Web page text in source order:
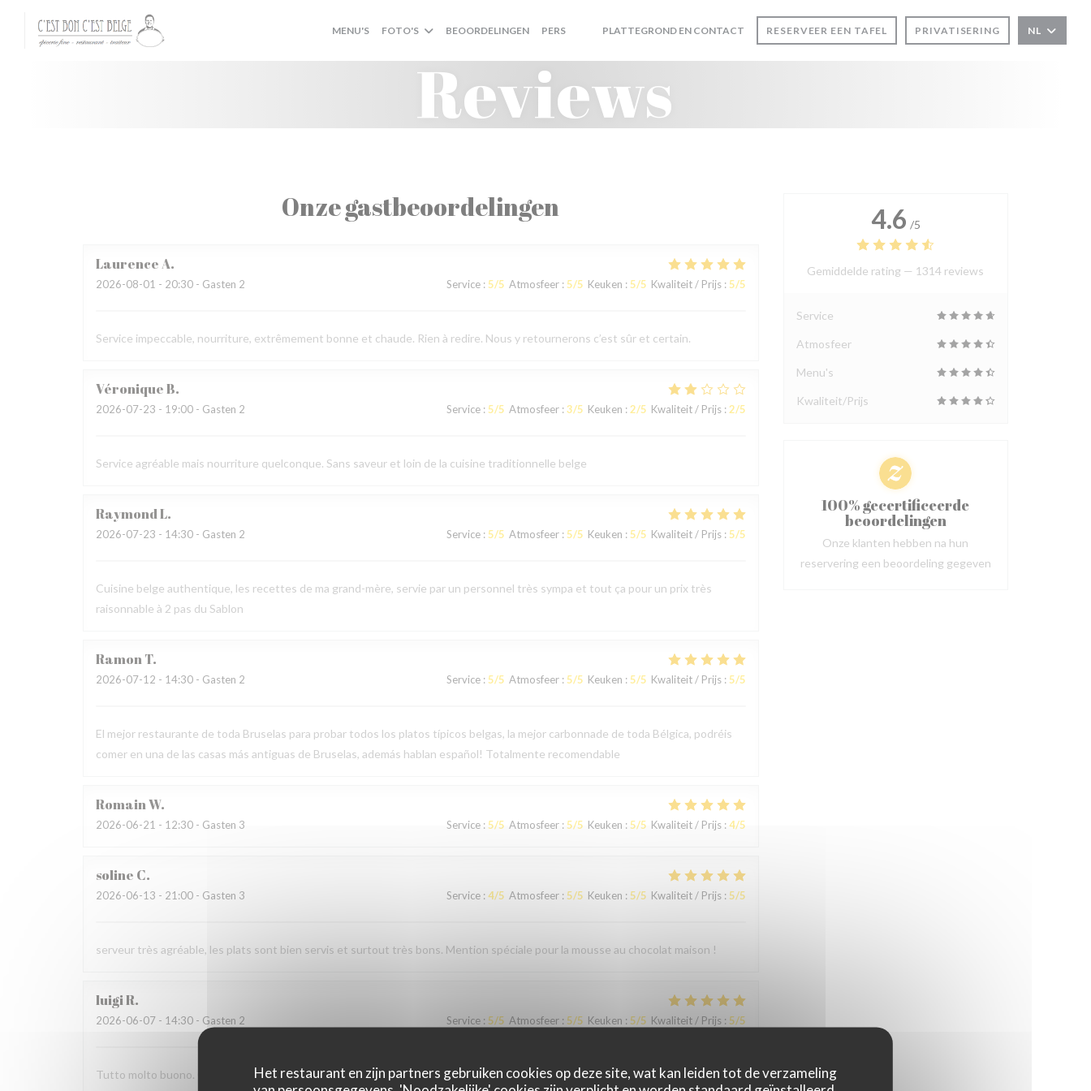
Het restaurant en zijn partners gebruiken cookies op deze site, wat kan leiden tot de verzameling
MENU'S FOTO'S BEOORDELINGEN PERS
((OPENT IN EEN NIEUW VENSTER))
((OPENT IN EEN NIEUW VENSTER))
PLATTEGROND EN CONTACT RESERVEER EEN TAFEL PRIVATISERING NL
Reviews
Onze gastbeoordelingen
LaurenceA
2026-08-01 - 20:30 - Gasten 2 Service: 5/5 Atmosfeer: 5/5 Keuken : 5/5 Kwaliteit / Prijs: 5/5
Service impeccable, nourriture, extrêmement bonne et chaude. Rien à redire. Nous y retournerons c’est sûr et certain.
VéroniqueB
2026-07-23 - 19:00 - Gasten 2 Service: 5/5 Atmosfeer: 3/5 Keuken : 2/5 Kwaliteit / Prijs: 2/5
Service agréable mais nourriture quelconque. Sans saveur et loin de la cuisine traditionnelle belge
RaymondL
2026-07-23 - 14:30 - Gasten 2 Service: 5/5 Atmosfeer: 5/5 Keuken : 5/5 Kwaliteit / Prijs: 5/5
Cuisine belge authentique, les recettes de ma grand-mère, servie par un personnel très sympa et tout ça pour un prix très
raisonnable à 2 pas du Sablon
RamonT
2026-07-12 - 14:30 - Gasten 2 Service: 5/5 Atmosfeer: 5/5 Keuken : 5/5 Kwaliteit / Prijs: 5/5
El mejor restaurante de toda Bruselas para probar todos los platos típicos belgas, la mejor carbonnade de toda Bélgica, podréis
comer en una de las casas más antiguas de Bruselas, además hablan español! Totalmente recomendable
RomainW
2026-06-21 - 12:30 - Gasten 3 Service: 5/5 Atmosfeer: 5/5 Keuken : 5/5 Kwaliteit / Prijs: 4/5
soline C
2026-06-13 - 21:00 - Gasten 3 Service: 4/5 Atmosfeer: 5/5 Keuken : 5/5 Kwaliteit / Prijs: 5/5
serveur très agréable, les plats sont bien servis et surtout très bons. Mention spéciale pour la mousse au chocolat maison !
luigiR
2026-06-07 - 14:30 - Gasten 2 Service: 5/5 Atmosfeer: 5/5 Keuken : 5/5 Kwaliteit / Prijs: 5/5
Tutto molto buono. Carbonade buonissima
4.6 /5
Gemiddelde rating — 1314 reviews
Service
Atmosfeer
Menu's
Kwaliteit/Prijs
100% gecertificeerde
beoordelingen
Onze klanten hebben na hun
reservering een beoordeling gegeven